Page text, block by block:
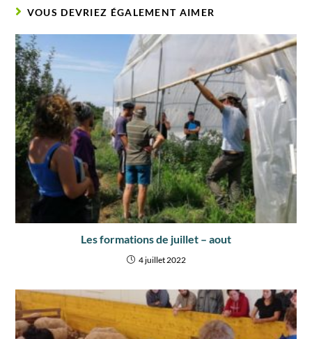
VOUS DEVRIEZ ÉGALEMENT AIMER
Les formations de juillet – aout
4 juillet 2022